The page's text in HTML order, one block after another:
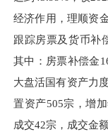
经济作用，理顺资
跟踪房票及货币补
其中：房票补偿金
大盘活国有资产力
置资产505宗，增
成交42宗，成交金